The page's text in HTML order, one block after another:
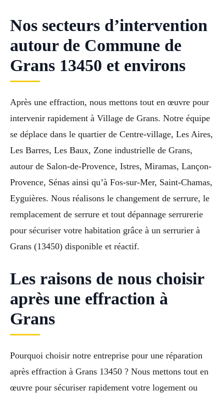
Nos secteurs d’intervention
autour de Commune de
Grans 13450 et environs
Après une effraction, nous mettons tout en œuvre pour
intervenir rapidement à Village de Grans. Notre équipe
se déplace dans le quartier de Centre-village, Les Aires,
Les Barres, Les Baux, Zone industrielle de Grans,
autour de Salon-de-Provence, Istres, Miramas, Lançon-
Provence, Sénas ainsi qu’à Fos-sur-Mer, Saint-Chamas,
Eyguières. Nous réalisons le changement de serrure, le
remplacement de serrure et tout dépannage serrurerie
pour sécuriser votre habitation grâce à un serrurier à
Grans (13450) disponible et réactif.
Les raisons de nous choisir
après une effraction à
Grans
Pourquoi choisir notre entreprise pour une réparation
après effraction à Grans 13450 ? Nous mettons tout en
œuvre pour sécuriser rapidement votre logement ou